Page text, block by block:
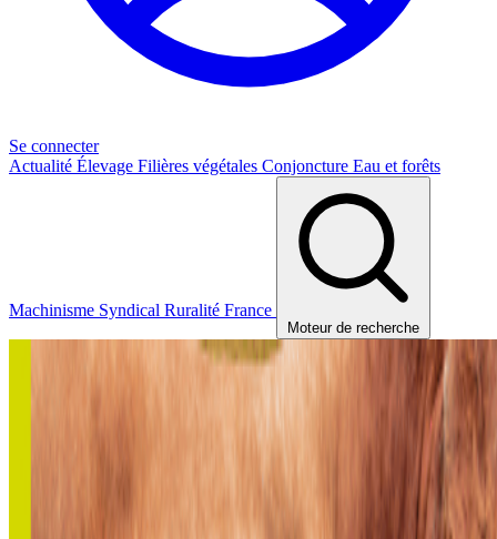
Se connecter
Actualité Élevage Filières végétales Conjoncture Eau et forêts
Machinisme Syndical Ruralité France
Moteur de recherche